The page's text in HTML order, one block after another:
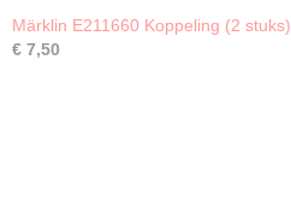
Märklin E211660 Koppeling (2 stuks)
€ 7,50